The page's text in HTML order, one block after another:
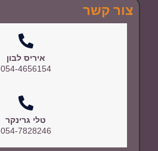
צור קשר
איריס לבון
054-4656154
טלי גרינקר
054-7828246